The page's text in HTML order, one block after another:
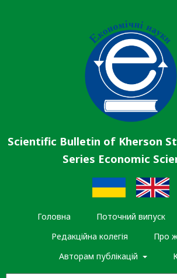
Scientific Bulletin of Kherson
Series Economic
Головна Поточний випуск
Редакційна колегія
Про
Авторам публікацій